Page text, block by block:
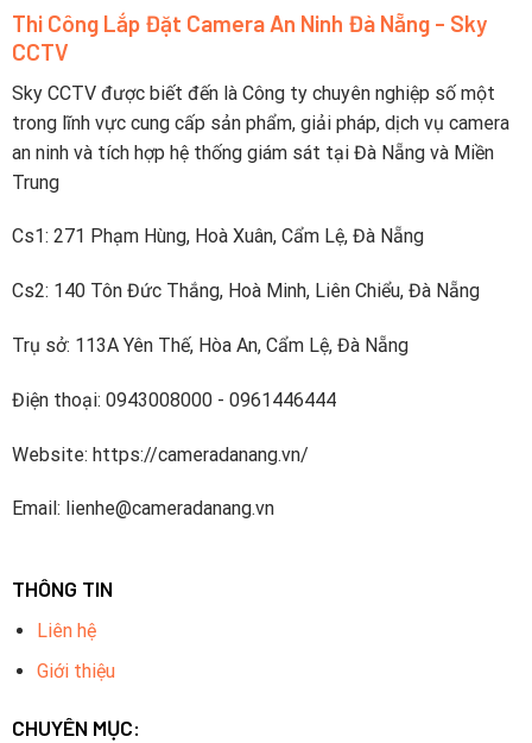
Thi Công Lắp Đặt Camera An Ninh Đà Nẵng - Sky
CCTV
Sky CCTV được biết đến là Công ty chuyên nghiệp số một
trong lĩnh vực cung cấp sản phẩm, giải pháp, dịch vụ camera
an ninh và tích hợp hệ thống giám sát tại Đà Nẵng và Miền
Trung
Cs1: 271 Phạm Hùng, Hoà Xuân, Cẩm Lệ, Đà Nẵng
Cs2: 140 Tôn Đức Thắng, Hoà Minh, Liên Chiểu, Đà Nẵng
Trụ sở: 113A Yên Thế, Hòa An, Cẩm Lệ, Đà Nẵng
Điện thoại: 0943008000 - 0961446444
Website: https://cameradanang.vn/
Email: lienhe@cameradanang.vn
THÔNG TIN
Liên hệ
Giới thiệu
CHUYÊN MỤC: